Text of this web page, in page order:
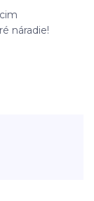
náradie!